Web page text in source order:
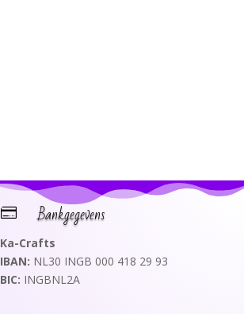
 Bankgegevens
Ka-Crafts
IBAN: NL30 INGB 000 418 29 93
BIC: INGBNL2A